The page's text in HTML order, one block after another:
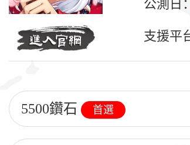
公測日：
支援平
5500鑽石 首選